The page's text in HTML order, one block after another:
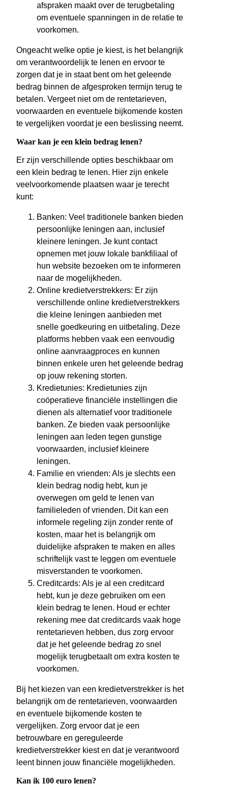
afspraken maakt over de terugbetaling
om eventuele spanningen in de relatie te
voorkomen.
Ongeacht welke optie je kiest, is het belangrijk
om verantwoordelijk te lenen en ervoor te
zorgen dat je in staat bent om het geleende
bedrag binnen de afgesproken termijn terug te
betalen. Vergeet niet om de rentetarieven,
voorwaarden en eventuele bijkomende kosten
te vergelijken voordat je een beslissing neemt.
Waar kan je een klein bedrag lenen?
Er zijn verschillende opties beschikbaar om
een klein bedrag te lenen. Hier zijn enkele
veelvoorkomende plaatsen waar je terecht
kunt:
Banken: Veel traditionele banken bieden
persoonlijke leningen aan, inclusief
kleinere leningen. Je kunt contact
opnemen met jouw lokale bankfiliaal of
hun website bezoeken om te informeren
naar de mogelijkheden.
Online kredietverstrekkers: Er zijn
verschillende online kredietverstrekkers
die kleine leningen aanbieden met
snelle goedkeuring en uitbetaling. Deze
platforms hebben vaak een eenvoudig
online aanvraagproces en kunnen
binnen enkele uren het geleende bedrag
op jouw rekening storten.
Kredietunies: Kredietunies zijn
coöperatieve financiële instellingen die
dienen als alternatief voor traditionele
banken. Ze bieden vaak persoonlijke
leningen aan leden tegen gunstige
voorwaarden, inclusief kleinere
leningen.
Familie en vrienden: Als je slechts een
klein bedrag nodig hebt, kun je
overwegen om geld te lenen van
familieleden of vrienden. Dit kan een
informele regeling zijn zonder rente of
kosten, maar het is belangrijk om
duidelijke afspraken te maken en alles
schriftelijk vast te leggen om eventuele
misverstanden te voorkomen.
Creditcards: Als je al een creditcard
hebt, kun je deze gebruiken om een
klein bedrag te lenen. Houd er echter
rekening mee dat creditcards vaak hoge
rentetarieven hebben, dus zorg ervoor
dat je het geleende bedrag zo snel
mogelijk terugbetaalt om extra kosten te
voorkomen.
Bij het kiezen van een kredietverstrekker is het
belangrijk om de rentetarieven, voorwaarden
en eventuele bijkomende kosten te
vergelijken. Zorg ervoor dat je een
betrouwbare en gereguleerde
kredietverstrekker kiest en dat je verantwoord
leent binnen jouw financiële mogelijkheden.
Kan ik 100 euro lenen?